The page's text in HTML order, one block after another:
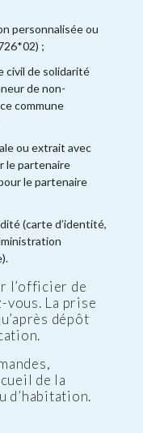
personnalisée ou
;
civil de solidarité
de non-
commune
ou extrait avec
le partenaire
le partenaire
(carte d’identité,
l’officier de
vous. La prise
dépôt
de la
d’habitation.